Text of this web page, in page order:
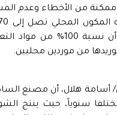
من الأخطاء وعدم
مكونات الإنتاج، وأن نسبة
من موردين محليين.
هلال، أن مصنع
صنفا مختلفا سنوياً، حيث ينتج